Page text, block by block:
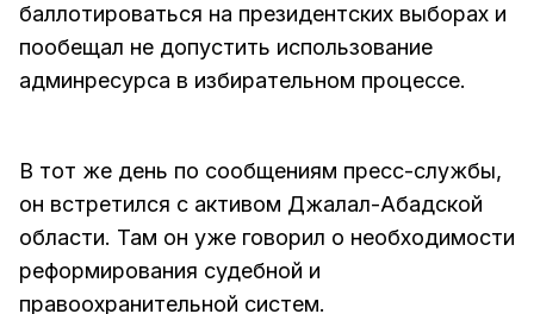
баллотироваться на президентских выборах и
пообещал не допустить использование
админресурса в избирательном процессе.
В тот же день по сообщениям пресс-службы,
он встретился с активом Джалал-Абадской
области. Там он уже говорил о необходимости
реформирования судебной и
правоохранительной систем.